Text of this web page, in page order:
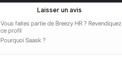
Laisser un avis
Vous faites partie de Breezy HR ?Revendiquez
ce profil
Pourquoi Saask ?